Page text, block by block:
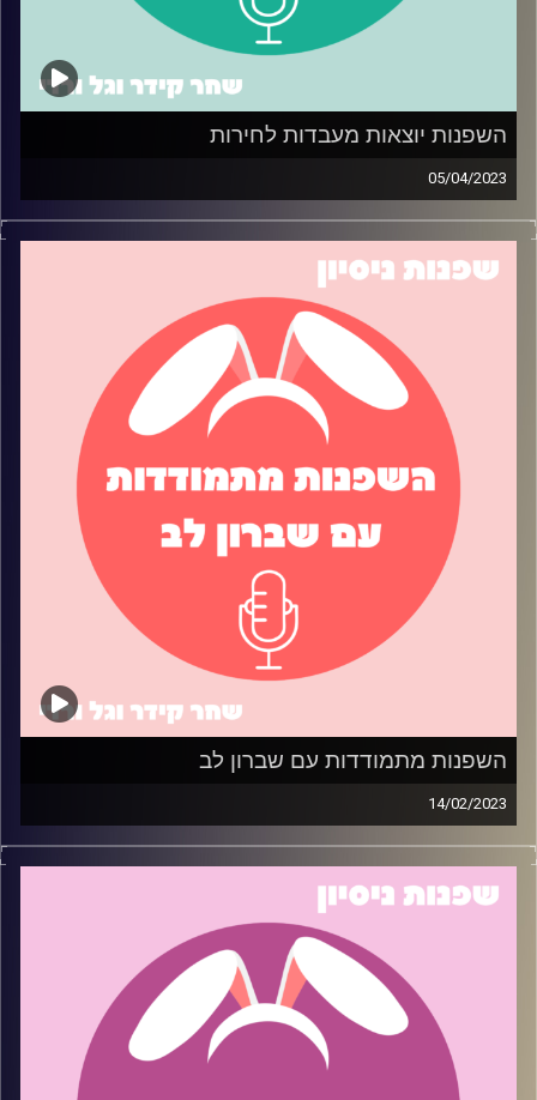
השפנות יוצאות מעבדות לחירות
05/04/2023
השפנות בפרק ספיישל לפסח, והפעם השפנות דנות ביציאה
שלהן מעבדות לחירות – חופש כלכלי ועצמאות. גל חולקת את
הטיפים שלה למעבר לדירה משלה, בעוד שחר מספרת על
הדרך שלה לעצמאות כלכלית על ידי הגדלת מקורות ההכנסה.
תאזינו כדי ללמוד עצות מעשיות בכל אחד מהנושאים!
קרדיט תמונות:
שחר קידר וגל ורדי
קרדיט תמונות:
שחר קידר וגל ורדי
השפנות מתמודדות עם שברון לב
14/02/2023
שברת לי את הלב, אז שרפתי לך את החווה… בסדר, לא ממש.
אבל כן עשינו פרק בפודקאסט על התמודדות עם שברון לב!
בפרק זה, הזמנו שני ניצולי שברון לב לחלוק את הטיפים
הטובים ביותר שלהם כיצד לרפא לב שבור ולהמשיך הלאה. מי
יודע אולי תלמדו דבר או שניים על איך לאחות לב שבור. ואם
לא, ובכן….. תמיד יש טקילה (רק אל תשתכרו ותשלחו לאקס
אורחים: יובל גל וצח שמעון